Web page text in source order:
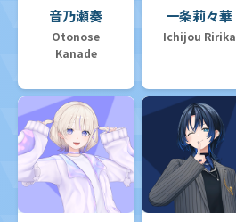
音乃瀬奏
Otonose
Kanade
一条莉々華
Ichijou Ririka